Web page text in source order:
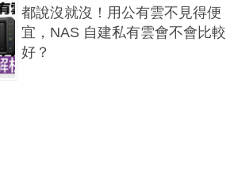
都說沒就沒！用公有雲不見得便
宜，NAS 自建私有雲會不會比較
好？